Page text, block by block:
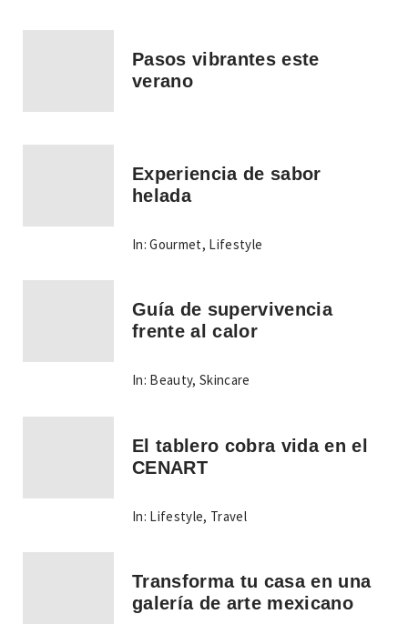
Pasos vibrantes este
verano
Experiencia de sabor
helada
In: Gourmet, Lifestyle
Guía de supervivencia
frente al calor
In: Beauty,Skincare
El tablero cobra vida en el
CENART
In: Lifestyle, Travel
Transforma tu casa en una
galería de arte mexicano